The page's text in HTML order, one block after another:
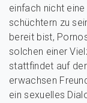
einfach nicht
schüchtern zu
bereit bist,
solchen einer
stattfindet auf
erwachsen
ein sexuelles